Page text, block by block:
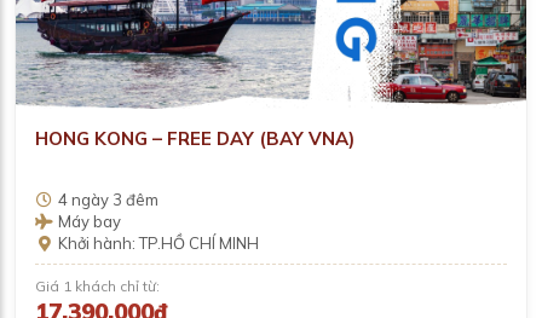
HONG KONG – FREE DAY (BAY VNA)
4 ngày 3 đêm
Máy bay
Khởi hành: TP.HỒ CHÍ MINH
Giá 1 khách chỉ từ: